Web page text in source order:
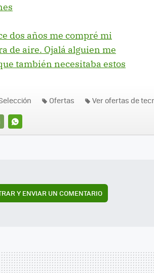
dos años me compré mi
de aire. Ojalá alguien me
también necesitaba estos
WHATSAPP
Ofertas Ver ofertas de
Y ENVIAR UN COMENTARIO